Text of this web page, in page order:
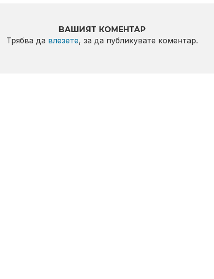
ВАШИЯТ КОМЕНТАР
Трябва да влезете, за да публикувате коментар.